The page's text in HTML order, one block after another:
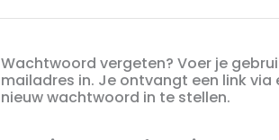
Wachtwoord vergeten? Voer je
mailadres in. Je ontvangt een link via
nieuw wachtwoord in te stellen.